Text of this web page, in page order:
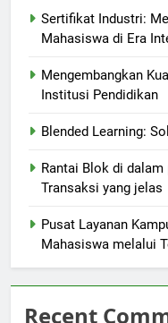
Sertifikat Industri:
Mahasiswa di Era
Mengembangkan
Institusi Pendidikan
Blended Learning:
Rantai Blok di
Transaksi yang jelas
Pusat Layanan
Mahasiswa melalui
Recent